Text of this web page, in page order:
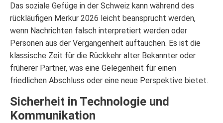
Das soziale Gefüge in der Schweiz kann während des
rückläufigen Merkur 2026 leicht beansprucht werden,
wenn Nachrichten falsch interpretiert werden oder
Personen aus der Vergangenheit auftauchen. Es ist die
klassische Zeit für die Rückkehr alter Bekannter oder
früherer Partner, was eine Gelegenheit für einen
friedlichen Abschluss oder eine neue Perspektive bietet.
Sicherheit in Technologie und
Kommunikation